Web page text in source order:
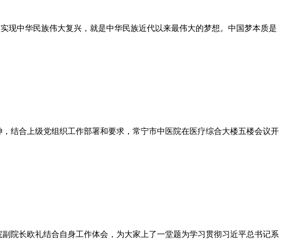
现中华民族伟大复兴，就是中华民族近代以来最伟大的梦想。中国梦本质是
结合上级党组织工作部署和要求，常宁市中医院在医疗综合大楼五楼会议开
院长欧礼结合自身工作体会，为大家上了一堂题为学习贯彻习近平总书记系